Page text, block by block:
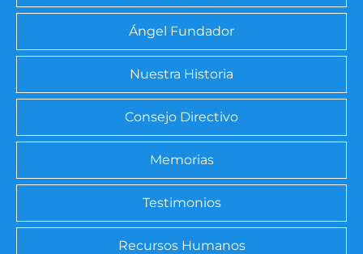
Ángel Fundador
Nuestra Historia
Consejo Directivo
Memorias
Testimonios
Recursos Humanos